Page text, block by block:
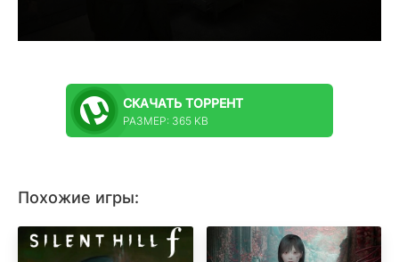
СКАЧАТЬ ТОРРЕНТ
РАЗМЕР: 365 KB
Похожие игры: